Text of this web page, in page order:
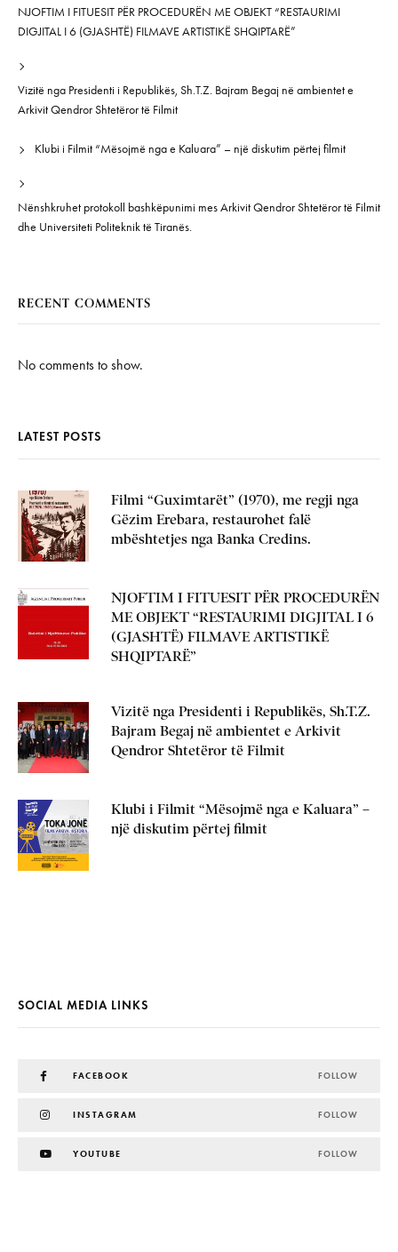
NJOFTIM I FITUESIT PËR PROCEDURËN ME OBJEKT “RESTAURIMI
DIGJITAL I 6 (GJASHTË) FILMAVE ARTISTIKË SHQIPTARË”
Vizitë nga Presidenti i Republikës, Sh.T.Z. Bajram Begaj në ambientet e
Arkivit Qendror Shtetëror të Filmit
Klubi i Filmit “Mësojmë nga e Kaluara” – një diskutim përtej filmit
Nënshkruhet protokoll bashkëpunimi mes Arkivit Qendror Shtetëror të Filmit
dhe Universiteti Politeknik të Tiranës.
RECENT COMMENTS
No comments to show.
LATEST POSTS
Filmi “Guximtarët” (1970), me regji nga
Gëzim Erebara, restaurohet falë
mbështetjes nga Banka Credins.
NJOFTIM I FITUESIT PËR PROCEDURËN
ME OBJEKT “RESTAURIMI DIGJITAL I 6
(GJASHTË) FILMAVE ARTISTIKË
SHQIPTARË”
Vizitë nga Presidenti i Republikës, Sh.T.Z.
Bajram Begaj në ambientet e Arkivit
Qendror Shtetëror të Filmit
Klubi i Filmit “Mësojmë nga e Kaluara” –
një diskutim përtej filmit
SOCIAL MEDIA LINKS
FACEBOOK FOLLOW
INSTAGRAM FOLLOW
YOUTUBE FOLLOW